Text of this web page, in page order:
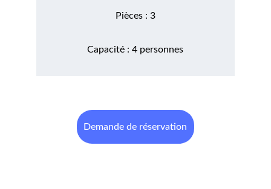
Pièces : 3
Capacité : 4 personnes
Demande de réservation